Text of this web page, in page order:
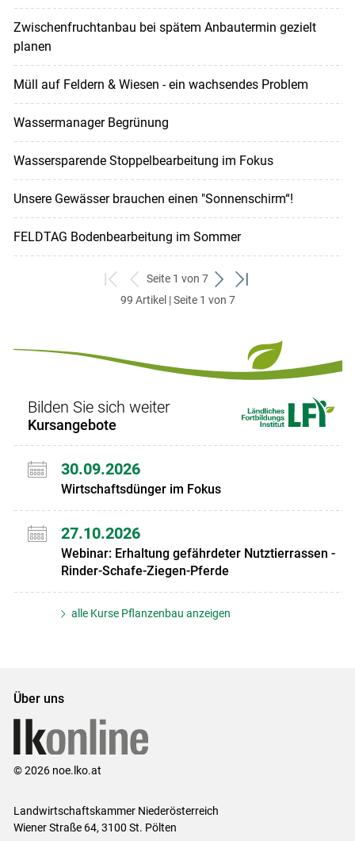
Zwischenfruchtanbau bei spätem Anbautermin gezielt
planen
Müll auf Feldern & Wiesen - ein wachsendes Problem
Wassermanager Begrünung
Wassersparende Stoppelbearbeitung im Fokus
Unsere Gewässer brauchen einen "Sonnenschirm“!
FELDTAG Bodenbearbeitung im Sommer
zum
ersten
zurück
zum
Seite 1 von 7
weiter
zum
zum
99 Artikel | Seite 1 von 7
Bilden Sie sich weiter
Kursangebote
30.09.2026
Wirtschaftsdünger im Fokus
27.10.2026
Webinar: Erhaltung gefährdeter Nutztierrassen -
Rinder-Schafe-Ziegen-Pferde
alle Kurse Pflanzenbau anzeigen
Über uns
© 2026 noe.lko.at
Landwirtschaftskammer Niederösterreich
Wiener Straße 64, 3100 St. Pölten